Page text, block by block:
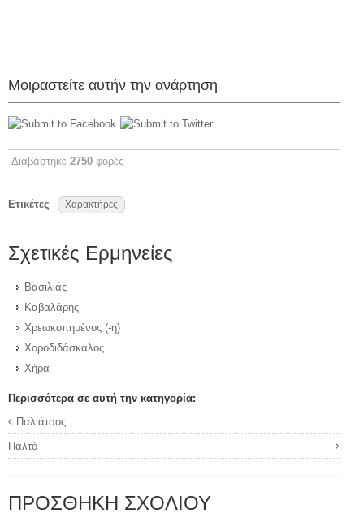
Μοιραστείτε αυτήν την ανάρτηση
Διαβάστηκε 2750 φορές
Ετικέτες Χαρακτήρες
Σχετικές Ερμηνείες
Βασιλιάς
Καβαλάρης
Χρεωκοπημένος (-η)
Χοροδιδάσκαλος
Χήρα
Περισσότερα σε αυτή την κατηγορία:
Παλιάτσος
Παλτό
ΠΡΟΣΘΉΚΗ ΣΧΟΛΊΟΥ